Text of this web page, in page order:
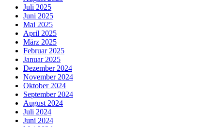
Juli 2025
Juni 2025
Mai 2025
April 2025
März 2025
Februar 2025
Januar 2025
Dezember 2024
November 2024
Oktober 2024
September 2024
August 2024
Juli 2024
Juni 2024